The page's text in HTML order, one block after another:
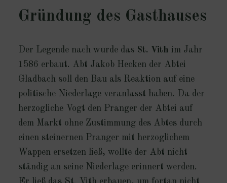
Gründung des Gasthauses
Der Legende nach wurde das St. Vith im Jahr
1586 erbaut. Abt Jakob Hecken der Abtei
Gladbach soll den Bau als Reaktion auf eine
politische Niederlage veranlasst haben. Da der
herzogliche Vogt den Pranger der Abtei auf
dem Markt ohne Zustimmung des Abtes durch
einen steinernen Pranger mit herzoglichem
Wappen ersetzen ließ, wollte der Abt nicht
ständig an seine Niederlage erinnert werden.